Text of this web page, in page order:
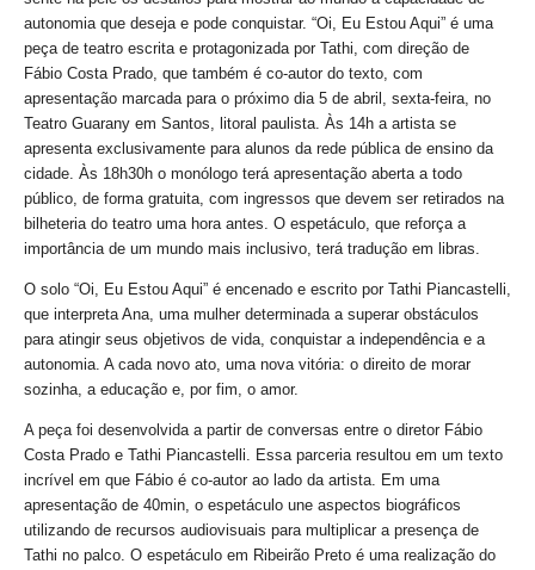
autonomia que deseja e pode conquistar. “Oi, Eu Estou Aqui” é uma
peça de teatro escrita e protagonizada por Tathi, com direção de
Fábio Costa Prado, que também é co-autor do texto, com
apresentação marcada para o próximo dia 5 de abril, sexta-feira, no
Teatro Guarany em Santos, litoral paulista. Às 14h a artista se
apresenta exclusivamente para alunos da rede pública de ensino da
cidade. Às 18h30h o monólogo terá apresentação aberta a todo
público, de forma gratuita, com ingressos que devem ser retirados na
bilheteria do teatro uma hora antes. O espetáculo, que reforça a
importância de um mundo mais inclusivo, terá tradução em libras.
O solo “Oi, Eu Estou Aqui” é encenado e escrito por Tathi Piancastelli,
que interpreta Ana, uma mulher determinada a superar obstáculos
para atingir seus objetivos de vida, conquistar a independência e a
autonomia. A cada novo ato, uma nova vitória: o direito de morar
sozinha, a educação e, por fim, o amor.
A peça foi desenvolvida a partir de conversas entre o diretor Fábio
Costa Prado e Tathi Piancastelli. Essa parceria resultou em um texto
incrível em que Fábio é co-autor ao lado da artista. Em uma
apresentação de 40min, o espetáculo une aspectos biográficos
utilizando de recursos audiovisuais para multiplicar a presença de
Tathi no palco. O espetáculo em Ribeirão Preto é uma realização do